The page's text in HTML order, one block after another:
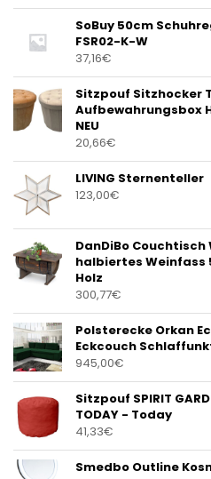
SoBuy 50cm
FSR02-K-W
37,16€
Sitzpouf Sitzhocker
Aufbewahrungsbox
NEU
20,66€
LIVING Sternenteller
123,00€
DanDiBo
halbiertes Weinfass
Holz
300,77€
Polsterecke Orkan
Eckcouch
945,00€
Sitzpouf SPIRIT
TODAY - Today
41,33€
Smedbo Outline